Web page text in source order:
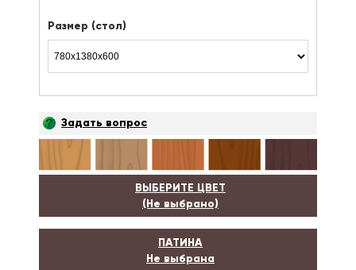
Размер (стол)
Задать вопрос
ВЫБЕРИТЕ ЦВЕТ
(Не выбрано)
ПАТИНА
Не выбрана